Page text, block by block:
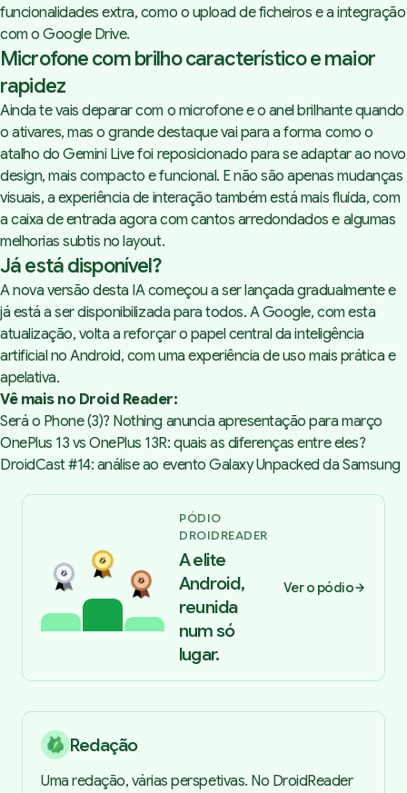
funcionalidades extra, como o upload de ficheiros e a integração
com o Google Drive.
Microfone com brilho característico e maior
rapidez
Ainda te vais deparar com o microfone e o anel brilhante quando
o ativares, mas o grande destaque vai para a forma como o
atalho do Gemini Live foi reposicionado para se adaptar ao novo
design, mais compacto e funcional. E não são apenas mudanças
visuais, a experiência de interação também está mais fluída, com
a caixa de entrada agora com cantos arredondados e algumas
melhorias subtis no layout.
Já está disponível?
A nova versão desta IA começou a ser lançada gradualmente e
já está a ser disponibilizada para todos. A Google, com esta
atualização, volta a reforçar o papel central da inteligência
artificial no Android, com uma experiência de uso mais prática e
apelativa.
Vê mais no Droid Reader:
Será o Phone (3)? Nothing anuncia apresentação para março
OnePlus 13 vs OnePlus 13R: quais as diferenças entre eles?
DroidCast #14: análise ao evento Galaxy Unpacked da Samsung
PÓDIO
DROIDREADER
A elite
Android,
reunida
num só
lugar.
Ver o pódio
Redação
Uma redação, várias perspetivas. No DroidReader